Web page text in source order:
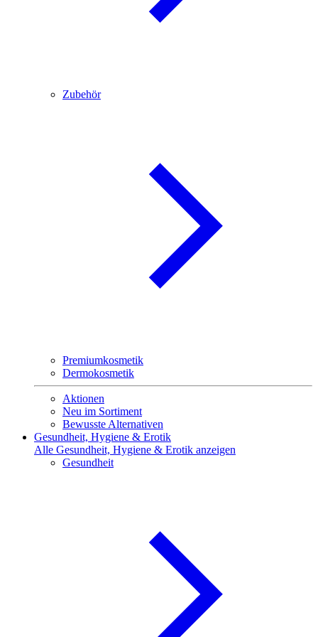
Zubehör
Premiumkosmetik
Dermokosmetik
Aktionen
Neu im Sortiment
Bewusste Alternativen
Gesundheit, Hygiene & Erotik
Alle Gesundheit, Hygiene & Erotik anzeigen
Gesundheit